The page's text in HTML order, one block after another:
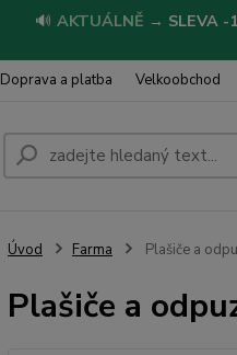
🔊 AKTUÁLNĚ → SLEVA
Doprava a platba Velkoobchod
Úvod Farma Plašiče a
Plašiče a